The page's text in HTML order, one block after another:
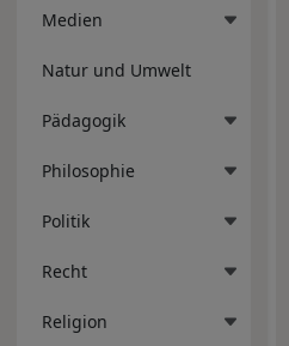
Medien
Natur und Umwelt
Pädagogik
Philosophie
Politik
Recht
Religion